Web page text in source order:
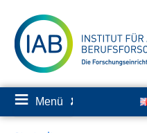
zum
Inhalt
≡ Menü ✘